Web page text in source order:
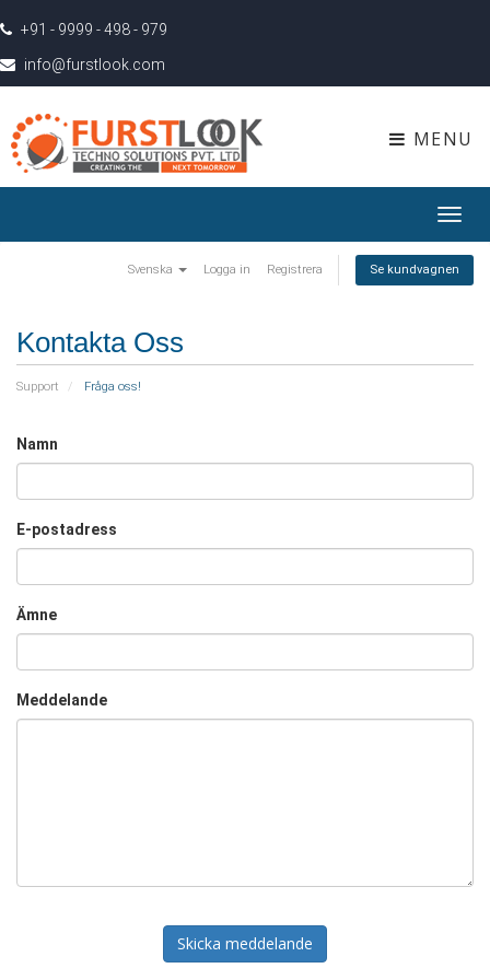
+91 - 9999 - 498 - 979
info@furstlook.com
MENU
Svenska Logga in Registrera Se kundvagnen
Kontakta Oss
Support Fråga oss!
Namn
E-postadress
Ämne
Meddelande
Skicka meddelande